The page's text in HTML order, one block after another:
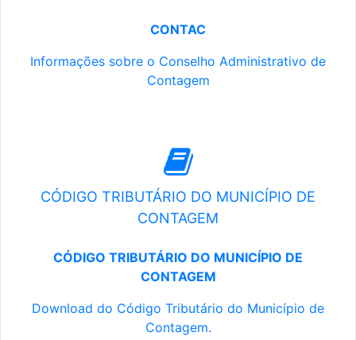
CONTAC
Informações sobre o Conselho Administrativo de
Contagem
CÓDIGO TRIBUTÁRIO DO MUNICÍPIO DE
CONTAGEM
CÓDIGO TRIBUTÁRIO DO MUNICÍPIO DE
CONTAGEM
Download do Código Tributário do Município de
Contagem.